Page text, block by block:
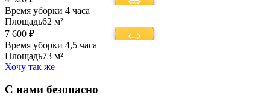
Время уборки 4 часа
Площадь62 м²
7 600 ₽
Время уборки 4,5 часа
Площадь73 м²
Хочу так же
С нами безопасно